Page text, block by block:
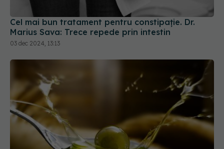
Cel mai bun tratament pentru constipație. Dr.
Marius Sava: Trece repede prin intestin
03 dec 2024, 13:13